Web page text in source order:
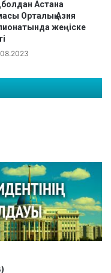
Астана
Орталық Азия
жеңіске